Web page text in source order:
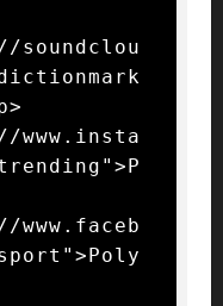
soundclou
www.insta